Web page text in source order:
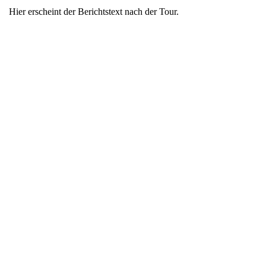
Hier erscheint der Berichtstext nach der Tour.